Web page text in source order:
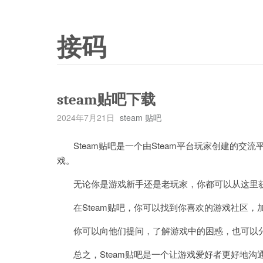
接码
steam贴吧下载
2024年7月21日 steam 贴吧
Steam贴吧是一个由Steam平台玩家创建的交流
戏。
无论你是游戏新手还是老玩家，你都可以从这里
在Steam贴吧，你可以找到你喜欢的游戏社区，
你可以向他们提问，了解游戏中的困惑，也可以
总之，Steam贴吧是一个让游戏爱好者更好地沟